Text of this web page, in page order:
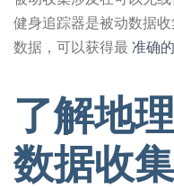
健身追踪器是被动数据
数据，可以获得最 准确
了解地
数据收集